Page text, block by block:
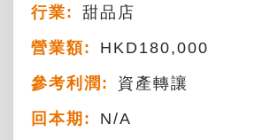
行業:
甜品店
營業額:
HKD180,000
參考利潤:
資產轉讓
回本期:
N/A